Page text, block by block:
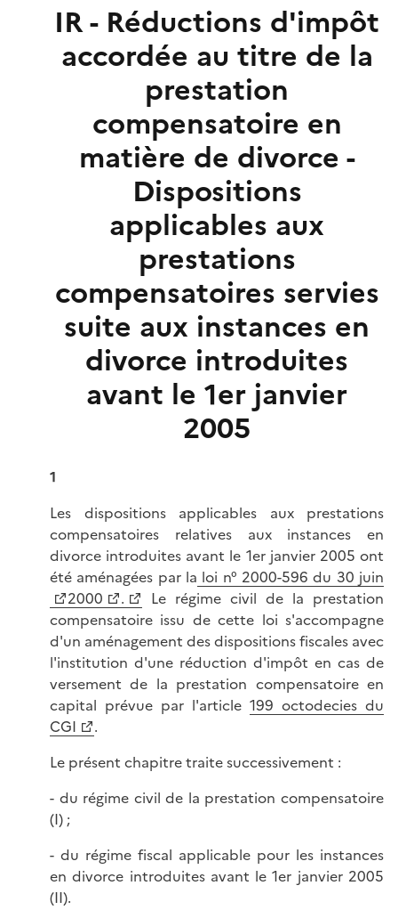
IR - Réductions d'impôt
accordée au titre de la
prestation
compensatoire en
matière de divorce -
Dispositions
applicables aux
prestations
compensatoires servies
suite aux instances en
divorce introduites
avant le 1er janvier
2005
1
Les dispositions applicables aux prestations
compensatoires relatives aux instances en
divorce introduites avant le 1er janvier 2005 ont
été aménagées par la loi n° 2000-596 du 30 juin
2000
.
Le régime civil de la prestation
compensatoire issu de cette loi s'accompagne
d'un aménagement des dispositions fiscales avec
l'institution d'une réduction d'impôt en cas de
versement de la prestation compensatoire en
capital prévue par l'article 199 octodecies du
CGI
.
Le présent chapitre traite successivement :
- du régime civil de la prestation compensatoire
(I) ;
- du régime fiscal applicable pour les instances
en divorce introduites avant le 1er janvier 2005
(II).